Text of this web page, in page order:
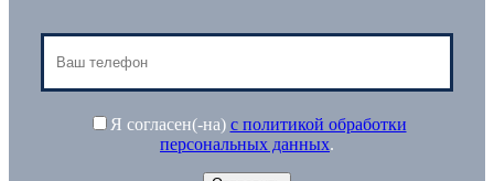
Я согласен(-на) с политикой обработки
персональных данных.